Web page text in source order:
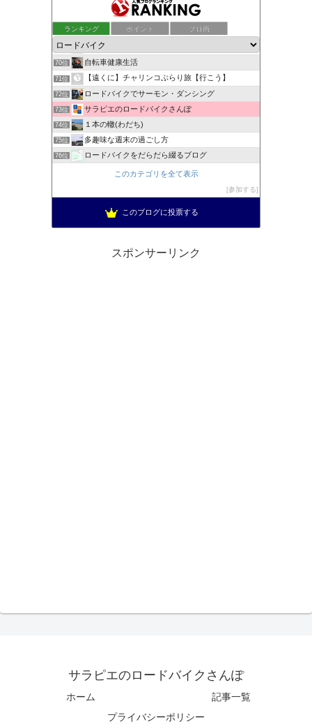
ランキング ポイント ブロ画
ホリゾンタルに憧れて
68位 Pottering Blog on zOMG.TOKYO
69位 漂えど沈まず−ロード初心者のピナレロ日記
70位 自転車健康生活
71位 【遠くに】チャリンコぶらり旅【行こう】
72位 ロードバイクでサーモン・ダンシング
73位 サラピエのロードバイクさんぽ
74位 １本の轍(わだち)
75位 多趣味な週末の過ごし方
76位 ロードバイクをだらだら綴るブログ
TEAM補助輪
ちゃりーず かふぇ
このカテゴリを全て表示
参加する
このブログに投票する
スポンサーリンク
サラピエのロードバイクさんぽ
ホーム
記事一覧
プライバシーポリシー